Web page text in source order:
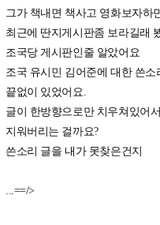
그가 책내면 책사고 영화보자하
최근에 딴지게시판좀 보라길래
조국당 게시판인줄 알았어요
조국 유시민 김어준에 대한 쓴
끝없이 있었어요.
글이 한방향으로만 치우쳐있어
지워버리는 걸까요?
쓴소리 글을 내가 못찾은건지
...==/>